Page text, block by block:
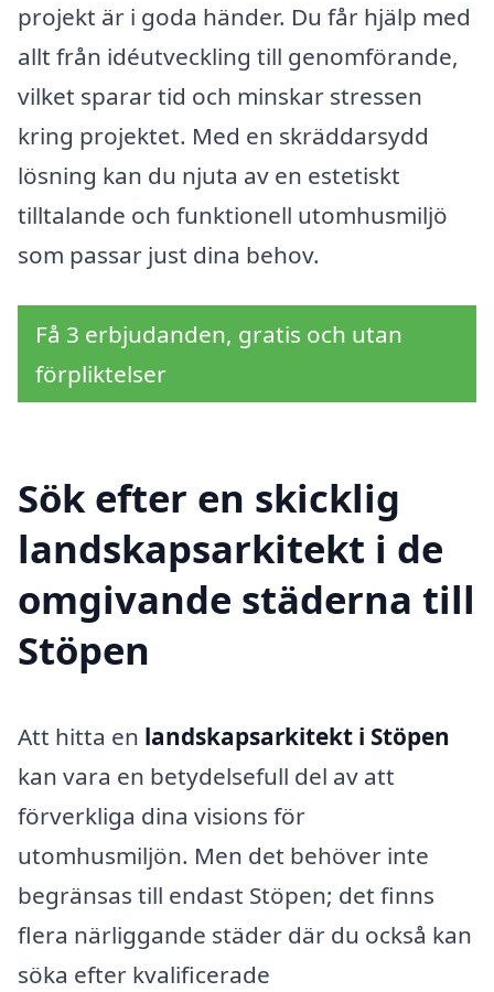
projekt är i goda händer. Du får hjälp med
allt från idéutveckling till genomförande,
vilket sparar tid och minskar stressen
kring projektet. Med en skräddarsydd
lösning kan du njuta av en estetiskt
tilltalande och funktionell utomhusmiljö
som passar just dina behov.
Få 3 erbjudanden, gratis och utan
förpliktelser
Sök efter en skicklig
landskapsarkitekt i de
omgivande städerna till
Stöpen
Att hitta en landskapsarkitekt i Stöpen
kan vara en betydelsefull del av att
förverkliga dina visions för
utomhusmiljön. Men det behöver inte
begränsas till endast Stöpen; det finns
flera närliggande städer där du också kan
söka efter kvalificerade